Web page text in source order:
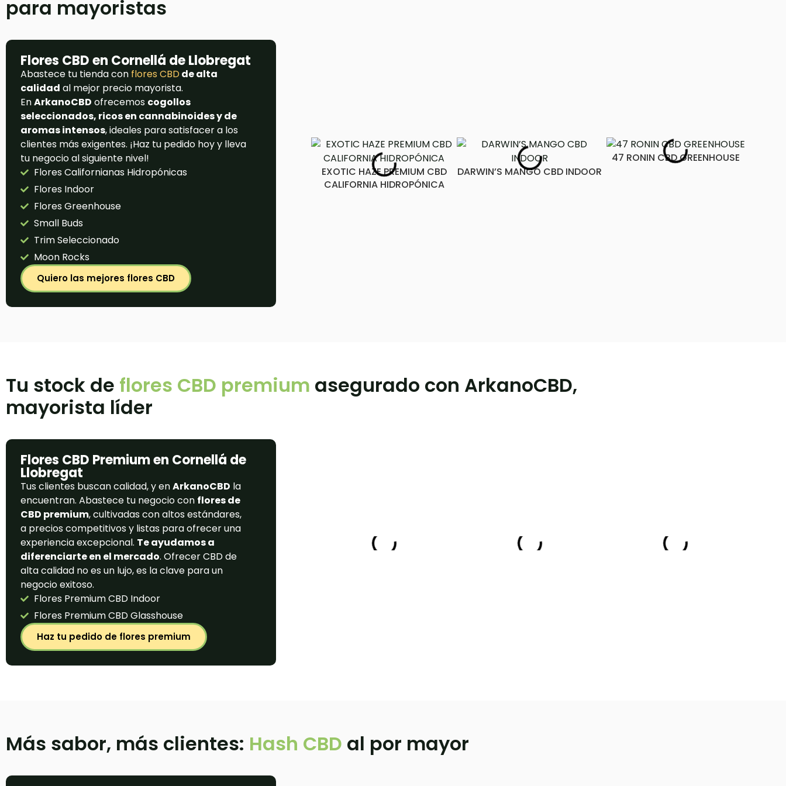
para mayoristas
Flores CBD en Cornellá de Llobregat
Abastece tu tienda con flores CBDde alta
calidad al mejor precio mayorista.
EnArkanoCBD ofrecemos cogollos
seleccionados, ricos en cannabinoides y de
aromas intensos, ideales para satisfacer a los
clientes más exigentes. ¡Haz tu pedido hoy y lleva
tu negocio al siguiente nivel!
Flores Californianas Hidropónicas
Flores Indoor
Flores Greenhouse
Small Buds
Trim Seleccionado
Moon Rocks
Quiero las mejores flores CBD
EXOTIC HAZE PREMIUM CBD
CALIFORNIA HIDROPÓNICA
DARWIN’S MANGO CBD INDOOR
47 RONIN CBD GREENHOUSE
Tu stock de flores CBD premium asegurado con ArkanoCBD,
mayorista líder
Flores CBD Premium en Cornellá de
Llobregat
Tus clientes buscan calidad, y enArkanoCBD la
encuentran. Abastece tu negocio con flores de
CBD premium, cultivadas con altos estándares,
a precios competitivos y listas para ofrecer una
experiencia excepcional. Te ayudamos a
diferenciarte en el mercado. Ofrecer CBD de
alta calidad no es un lujo, es la clave para un
negocio exitoso.
Flores Premium CBD Indoor
Flores Premium CBD Glasshouse
Haz tu pedido de flores premium
Más sabor, más clientes: Hash CBD al por mayor